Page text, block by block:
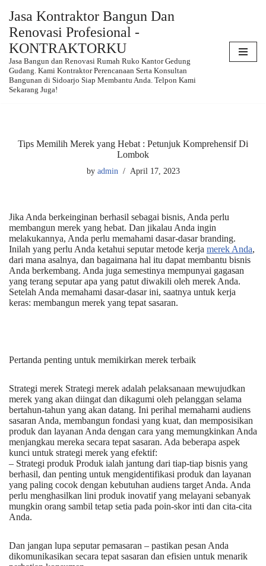
Skip
content
Jasa Kontraktor Bangun Dan
Renovasi Profesional -
KONTRAKTORKU
Jasa Bangun dan Renovasi Rumah Ruko Kantor Gedung
Gudang. Kami Kontraktor Perencanaan Serta Konsultan
Bangunan di Sidoarjo Siap Membantu Anda. Telpon Kami
Sekarang Juga!
Tips Memilih Merek yang Hebat : Petunjuk Komprehensif Di
Lombok
by admin April 17, 2023
Jika Anda berkeinginan berhasil sebagai bisnis, Anda perlu
membangun merek yang hebat. Dan jikalau Anda ingin
melakukannya, Anda perlu memahami dasar-dasar branding.
Inilah yang perlu Anda ketahui seputar metode kerja merek Anda,
dari mana asalnya, dan bagaimana hal itu dapat membantu bisnis
Anda berkembang. Anda juga semestinya mempunyai gagasan
yang terang seputar apa yang patut diwakili oleh merek Anda.
Setelah Anda memahami dasar-dasar ini, saatnya untuk kerja
keras: membangun merek yang tepat sasaran.
Pertanda penting untuk memikirkan merek terbaik
Strategi merek Strategi merek adalah pelaksanaan mewujudkan
merek yang akan diingat dan dikagumi oleh pelanggan selama
bertahun-tahun yang akan datang. Ini perihal memahami audiens
sasaran Anda, membangun fondasi yang kuat, dan memposisikan
produk dan layanan Anda dengan cara yang memungkinkan Anda
menjangkau mereka secara tepat sasaran. Ada beberapa aspek
kunci untuk strategi merek yang efektif:
– Strategi produk Produk ialah jantung dari tiap-tiap bisnis yang
berhasil, dan penting untuk mengidentifikasi produk dan layanan
yang paling cocok dengan kebutuhan audiens target Anda. Anda
perlu menghasilkan lini produk inovatif yang melayani sebanyak
mungkin orang sambil tetap setia pada poin-skor inti dan cita-cita
Anda.
Dan jangan lupa seputar pemasaran – pastikan pesan Anda
dikomunikasikan secara tepat sasaran dan efisien untuk menarik